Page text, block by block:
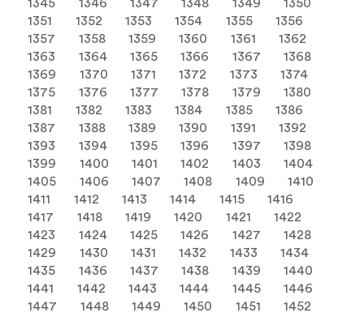
1345 1346 1347 1348 1349
1350
1351
1352 1353 1354 1355
1356
1357
1358 1359 1360 1361
1362
1363
1364 1365 1366 1367
1368
1369
1370 1371 1372 1373
1374
1375
1376 1377 1378 1379
1380
1381
1382 1383 1384 1385
1386
1387
1388 1389 1390 1391
1392
1393
1394 1395 1396 1397
1398
1399
1400 1401 1402 1403
1404
1405
1406 1407 1408 1409
1410
1411
1412 1413 1414 1415
1416
1417
1418 1419 1420 1421
1422
1423
1424 1425 1426 1427
1428
1429
1430 1431 1432 1433
1434
1435
1436 1437 1438 1439
1440
1441
1442 1443 1444 1445
1446
1447
1448 1449 1450 1451
1452